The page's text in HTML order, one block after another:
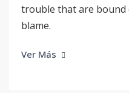
trouble that are bound
blame.
Ver Más